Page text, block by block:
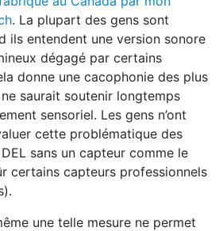
. La plupart des gens sont
ils entendent une version sonore
dégagé par certains
donne une cacophonie des plus
saurait soutenir longtemps
sensoriel. Les gens n’ont
cette problématique des
sans un capteur comme le
certains capteurs professionnels
une telle mesure ne permet